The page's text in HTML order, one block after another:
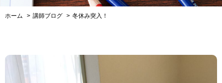
ホーム 講師ブログ 冬休み突入！